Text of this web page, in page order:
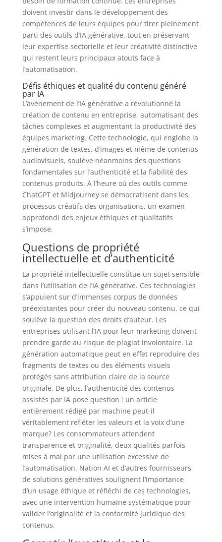
doivent investir dans le développement des
compétences de leurs équipes pour tirer pleinement
parti des outils d’IA générative, tout en préservant
leur expertise sectorielle et leur créativité distinctive
qui restent leurs principaux atouts face à
l’automatisation.
Défis éthiques et qualité du contenu généré
par IA
L’avènement de l’IA générative a révolutionné la
création de contenu en entreprise, automatisant des
tâches complexes et augmentant la productivité des
équipes marketing. Cette technologie, qui englobe la
génération de textes, d’images et même de contenus
audiovisuels, soulève néanmoins des questions
fondamentales sur l’authenticité et la fiabilité des
contenus produits. À l’heure où des outils comme
ChatGPT et Midjourney se démocratisent dans les
processus créatifs des organisations, un examen
approfondi des enjeux éthiques et qualitatifs
s’impose.
Questions de propriété
intellectuelle et d’authenticité
La propriété intellectuelle constitue un sujet sensible
dans l’utilisation de l’IA générative. Ces technologies
s’appuient sur d’immenses corpus de données
préexistantes pour créer du nouveau contenu, ce qui
soulève la question des droits d’auteur. Les
entreprises utilisant l’IA pour leur marketing doivent
prendre garde au risque de plagiat involontaire. La
génération automatique peut en effet reproduire des
fragments de textes ou des éléments visuels
protégés sans attribution claire de la source
originale. De plus, l’authenticité des contenus
assistés par IA pose question : un article
entièrement rédigé par machine peut-il
véritablement refléter les valeurs et la voix d’une
marque? Les consommateurs attendent
transparence et originalité, deux qualités parfois
mises à mal par une utilisation excessive de
l’automatisation. Nation AI et d’autres fournisseurs
de solutions génératives soulignent l’importance
d’un usage éthique et réfléchi de ces technologies,
avec une intervention humaine systématique pour
valider l’originalité et la conformité juridique des
contenus.